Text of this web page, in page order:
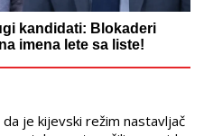
kandidati: Blokaderi
imena lete sa liste!
je kijevski režim nastavljač